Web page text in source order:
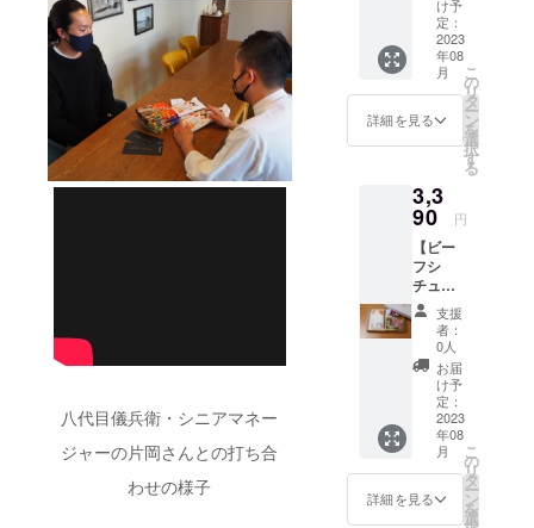
八代目儀兵衛・シニアマネー
ジャーの片岡さんとの打ち合
わせの様子
ため）
ん。 お
いしく
お召し
上がり
いただ
ける期
間とし
75日以
内をお
すすめ
してお
りま
す。
（真空
パック
商品の
ため）
NEWデ
ザイン)
配送料
込み お
米のお
いしい
フレッ
ト付
き。 ギ
フト
ボック
スに入
れてお
送りし
ます。
お米の
保存方
法 冷
暗所 お
米はお
野菜と
同じ生
鮮食品
ス付
き】 監
修レト
ルト
「牛タ
ンシ
チュー
」…1個
合うお
米 お
米2合
300g
お茶碗
約4杯
分 …1
袋(訪日
外国人
観光客
向け
NEWデ
ザイン)
配送料
込み お
米のお
いしい
け予
定：
2023
年08
月
詳細を見る
こ
の
リ
タ
ー
ン
を
選
択
す
る
3,3
90 円
【ビー
フシ
チュー×
洋食に
合うお
米 ギ
フト
ボック
ス付
き】 監
修レト
ルト
「ビー
フシ
チュー
支援
者：
0人
お届
け予
定：
2023
年08
月
詳細を見る
こ
の
リ
タ
ー
ン
を
選